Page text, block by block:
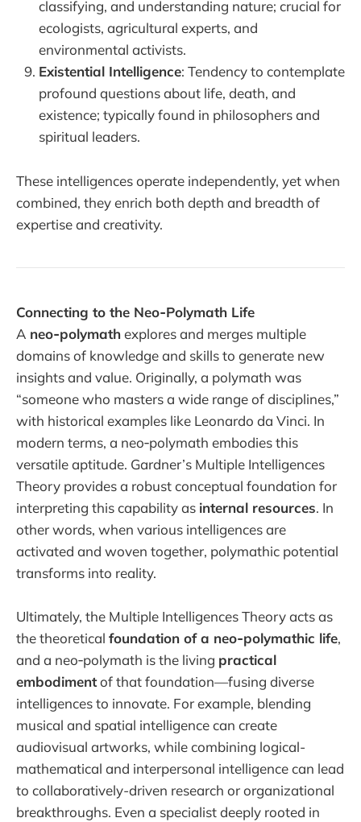
classifying, and understanding nature; crucial for
ecologists, agricultural experts, and
environmental activists.
Existential Intelligence: Tendency to contemplate
profound questions about life, death, and
existence; typically found in philosophers and
spiritual leaders.
These intelligences operate independently, yet when
combined, they enrich both depth and breadth of
expertise and creativity.
Connecting to the Neo‑Polymath Life
A neo‑polymathexplores and merges multiple
domains of knowledge and skills to generate new
insights and value. Originally, a polymath was
“someone who masters a wide range of disciplines,”
with historical examples like Leonardo da Vinci. In
modern terms, a neo‑polymath embodies this
versatile aptitude. Gardner’s Multiple Intelligences
Theory provides a robust conceptual foundation for
interpreting this capability as internal resources. In
other words, when various intelligences are
activated and woven together, polymathic potential
transforms into reality.
Ultimately, the Multiple Intelligences Theory acts as
the theoretical foundation of a neo‑polymathic life,
and a neo‑polymath is the living practical
embodimentof that foundation—fusing diverse
intelligences to innovate. For example, blending
musical and spatial intelligence can create
audiovisual artworks, while combining logical-
mathematical and interpersonal intelligence can lead
to collaboratively-driven research or organizational
breakthroughs. Even a specialist deeply rooted in